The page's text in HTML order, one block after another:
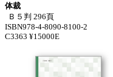
体裁
Ｂ５判 296頁
ISBN978-4-8090-8100-2
C3363 ¥15000E